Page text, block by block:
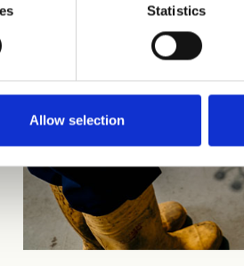
Statistics
Allow selection